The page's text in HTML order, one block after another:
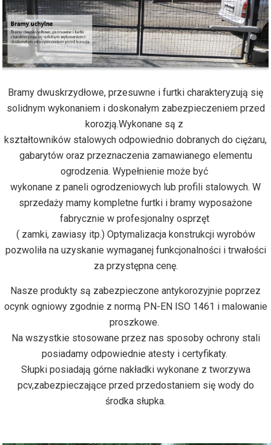
Bramy dwuskrzydłowe, przesuwne i furtki charakteryzują się
solidnym wykonaniem i doskonałym zabezpieczeniem przed
korozją.Wykonane są z
kształtowników stalowych odpowiednio dobranych do ciężaru,
gabarytów oraz przeznaczenia zamawianego elementu
ogrodzenia. Wypełnienie może być
wykonane z paneli ogrodzeniowych lub profili stalowych. W
sprzedaży mamy kompletne furtki i bramy wyposażone
fabrycznie w profesjonalny osprzęt
( zamki, zawiasy itp.) Optymalizacja konstrukcji wyrobów
pozwoliła na uzyskanie wymaganej funkcjonalności i trwałości
za przystępna cenę.
Nasze produkty są zabezpieczone antykorozyjnie poprzez
ocynk ogniowy zgodnie z normą PN-EN ISO 1461 i malowanie
proszkowe.
Na wszystkie stosowane przez nas sposoby ochrony stali
posiadamy odpowiednie atesty i certyfikaty.
Słupki posiadają górne nakładki wykonane z tworzywa
pcv,zabezpieczające przed przedostaniem się wody do
środka słupka.